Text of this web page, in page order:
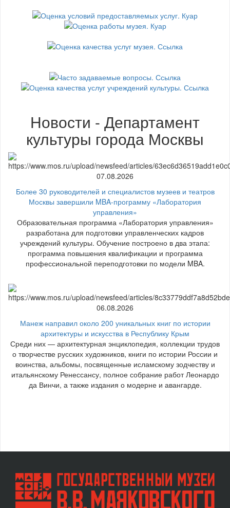
Новости - Департамент
культуры города Москвы
07.08.2026
Более 30 руководителей и специалистов музеев и театров
Москвы завершили MBA-программу «Лаборатория
управления»
Образовательная программа «Лаборатория управления»
разработана для подготовки управленческих кадров
учреждений культуры. Обучение построено в два этапа:
программа повышения квалификации и программа
профессиональной переподготовки по модели MBA.
06.08.2026
Манеж направил около 200 уникальных книг по истории
архитектуры и искусства в Республику Крым
Среди них — архитектурная энциклопедия, коллекции трудов
о творчестве русских художников, книги по истории России и
воинства, альбомы, посвященные исламскому зодчеству и
итальянскому Ренессансу, полное собрание работ Леонардо
да Винчи, а также издания о модерне и авангарде.